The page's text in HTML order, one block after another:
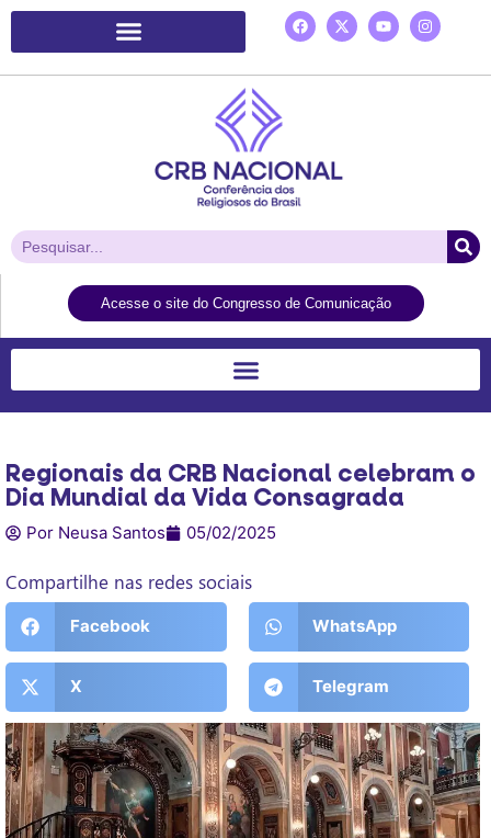
Acesse o site do Congresso de Comunicação
Regionais da CRB Nacional celebram o
Dia Mundial da Vida Consagrada
Por Neusa Santos 05/02/2025
Compartilhe nas redes sociais
Facebook WhatsApp
X Telegram